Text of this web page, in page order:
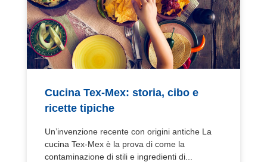
Cucina Tex-Mex: storia, cibo e
ricette tipiche
Un’invenzione recente con origini antiche La
cucina Tex-Mex è la prova di come la
contaminazione di stili e ingredienti di...